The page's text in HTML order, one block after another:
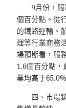
9月份，
個百分點。從
的鐵路運輸、
理等行業商務
場預期看，服
1.6個百分點
業均高于65.0%
四、市場